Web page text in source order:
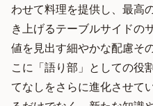
わせて料理を提供し、最高
き上げるテーブルサイドの
値を見出す細やかな配慮そ
こに「語り部」としての役
てなしをさらに進化させて